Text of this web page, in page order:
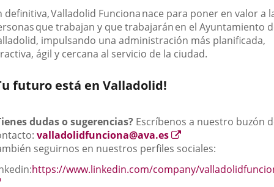
definitiva,Valladolid Funcionanace para poner en valor a
que trabajan y que trabajaránen el Ayuntamiento
impulsando una administración más planificada,
ágil y cercana al servicio de la ciudad.
futuro está en Valladolid!
dudas o sugerencias? Escríbenos a nuestro buzón
valladolidfunciona@ava.es
Enlace
a
aplicación
seguirnos en nuestros perfiles sociales:
https://www.linkedin.com/company/
Enlace